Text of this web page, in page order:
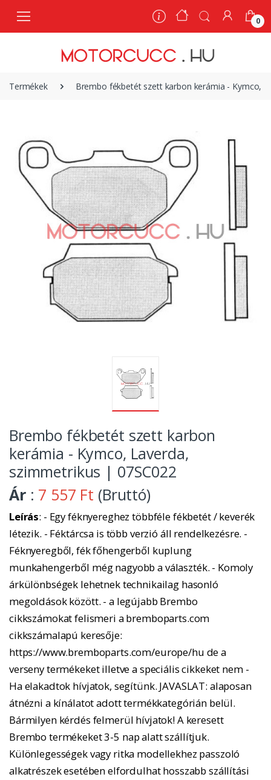
0
Termékek Brembo fékbetét szett karbon kerámia - Kymco,
Brembo fékbetét szett karbon
kerámia - Kymco, Laverda,
szimmetrikus | 07SC022
Ár : 7 557 Ft (Bruttó)
Leírás: - Egy féknyereghez többféle fékbetét / keverék
létezik. - Féktárcsa is több verzió áll rendelkezésre. -
Féknyeregből, fék főhengerből kuplung
munkahengerből még nagyobb a választék. - Komoly
árkülönbségek lehetnek technikailag hasonló
megoldások között. - a legújabb Brembo
cikkszámokat felismeri a bremboparts.com
cikkszámalapú keresője:
https://www.bremboparts.com/europe/hu de a
verseny termékeket illetve a speciális cikkeket nem -
Ha elakadtok hívjatok, segítünk. JAVASLAT: alaposan
átnézni a kínálatot adott termékkategórián belül.
Bármilyen kérdés felmerül hívjatok! A keresett
Brembo termékeket 3-5 nap alatt szállítjuk.
Különlegességek vagy ritka modellekhez passzoló
alkatrészek esetében elfordulhat hosszabb szállítási
0